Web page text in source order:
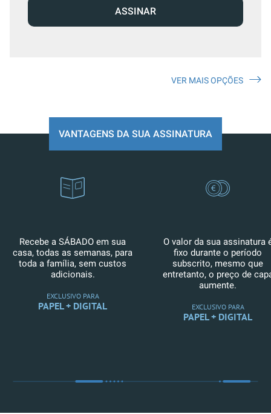
ASSINAR
VER MAIS OPÇÕES
VANTAGENS DA SUA ASSINATURA
Recebe a SÁBADO em sua
casa, todas as semanas, para
toda a família, sem custos
adicionais.
EXCLUSIVO PARA
PAPEL + DIGITAL
O valor da sua assinatura
fixo durante o período
subscrito, mesmo que
entretanto, o preço de
aumente.
EXCLUSIVO PARA
PAPEL + DIGITAL